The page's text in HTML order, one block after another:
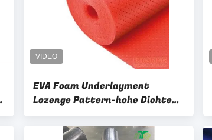
EVA Foam Underlayment
Lozenge Pattern-hohe Dichte
des schwimmenden Estrichs
mit rotem prägeartigem Film